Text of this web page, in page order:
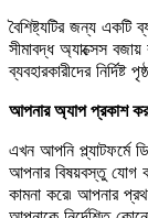
বৈশিষ্ট্যটির জন্য
সীমাবদ্ধ অ্যাক্সেস
ব্যবহারকারীদের
আপনার অ্যাপ প্রকাশ
এখন আপনি প্ল্যাটফর্মে
আপনার বিষয়বস্তু যোগ
কামনা করে৷ আপনার